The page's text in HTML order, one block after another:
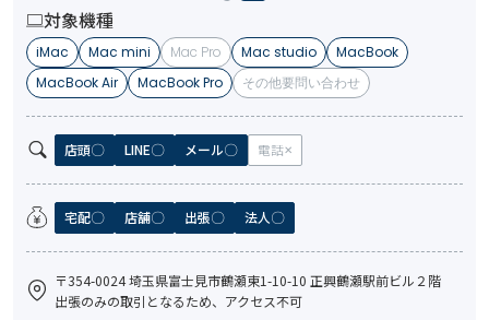
対象機種
iMac Mac mini Mac Pro Mac studio
MacBook
MacBook Air
MacBook Pro その他要問い合わせ
店頭 LINE メール 電話
宅配 店舗 出張 法人
〒354-0024 埼玉県富士見市鶴瀬東1-10-10 正興鶴瀬駅前ビル２階
出張のみの取引となるため、アクセス不可